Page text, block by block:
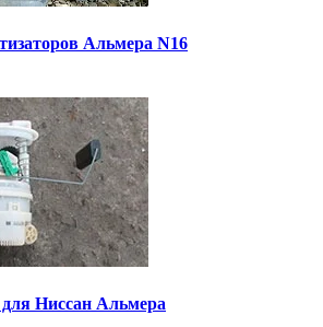
Альмера N16
Ниссан Альмера